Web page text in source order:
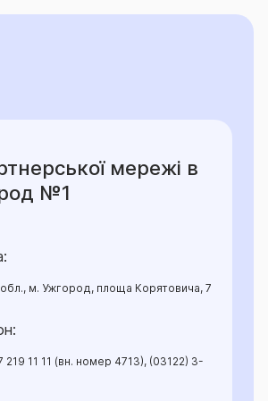
мережі в
№1
м. Ужгород, площа Корятовича, 7
11 11 (вн. номер 4713), (03122) 3-